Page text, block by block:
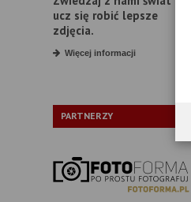
ucz się robić lepsze
zdjęcia.
Więcej informacji
PARTNERZY